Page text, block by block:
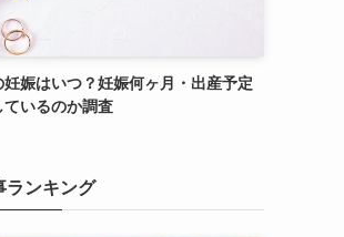
妊娠はいつ？妊娠何ヶ月・出産予定
ているのか調査
ランキング